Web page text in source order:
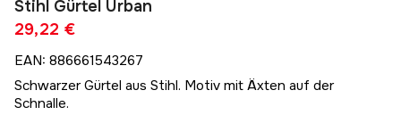
Stihl Gürtel Urban
29,22 €
EAN: 886661543267
Schwarzer Gürtel aus Stihl. Motiv mit Äxten auf der
Schnalle.